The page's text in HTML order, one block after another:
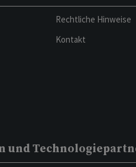
Rechtliche Hinweise
Kontakt
und